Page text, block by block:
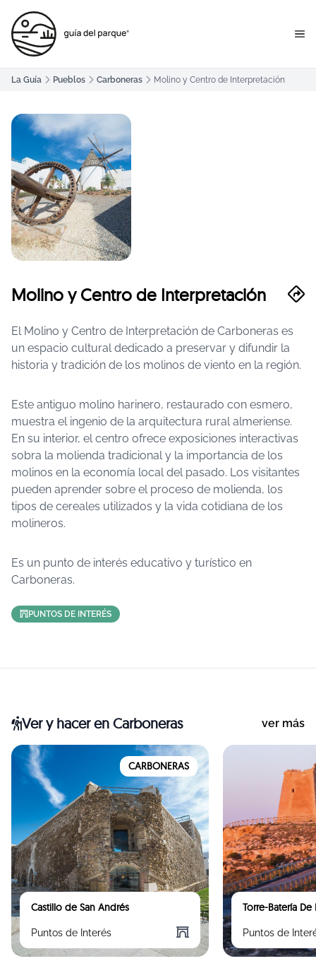
La Guía Pueblos Carboneras Molino y Centro de Interpretación
Molino y Centro de Interpretación
El Molino y Centro de Interpretación de Carboneras es
un espacio cultural dedicado a preservar y difundir la
historia y tradición de los molinos de viento en la región.
Este antiguo molino harinero, restaurado con esmero,
muestra el ingenio de la arquitectura rural almeriense.
En su interior, el centro ofrece exposiciones interactivas
sobra la molienda tradicional y la importancia de los
molinos en la economía local del pasado. Los visitantes
pueden aprender sobre el proceso de molienda, los
tipos de cereales utilizados y la vida cotidiana de los
molineros.
Es un punto de interés educativo y turístico en
Carboneras.
PUNTOS DE INTERÉS
Ver y haceren Carboneras ver más
CARBONERAS
Castillo de San Andrés
Puntos de Interés
Torre-Batería
Puntos de